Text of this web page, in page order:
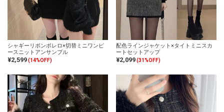
シャギーリボンボレロ×切替ミニワンピ
ースニットアンサンブル
¥2,599(14%OFF)
配色ラインジャケット×タイトミニスカ
ートセットアップ
¥2,099(31%OFF)